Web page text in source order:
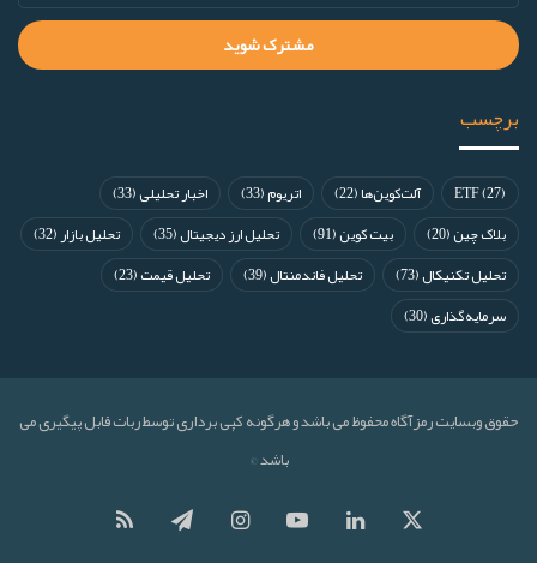
برچسب
ETF(27) آلت‌کوین‌ها(22) اتریوم(33) اخبار تحلیلی(33)
بلاک چین(20) بیت کوین(91) تحلیل ارز دیجیتال(35) تحلیل بازار(32)
تحلیل تکنیکال(73) تحلیل فاندمنتال(39) تحلیل قیمت(23)
سرمایه‌گذاری(30)
حقوق وبسایت رمزآگاه محفوظ می باشد و هرگونه کپی برداری توسط ربات قابل پیگیری می
باشد ©